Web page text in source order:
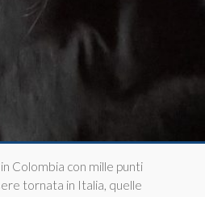
Colombia con mille punti
tornata in Italia, quelle